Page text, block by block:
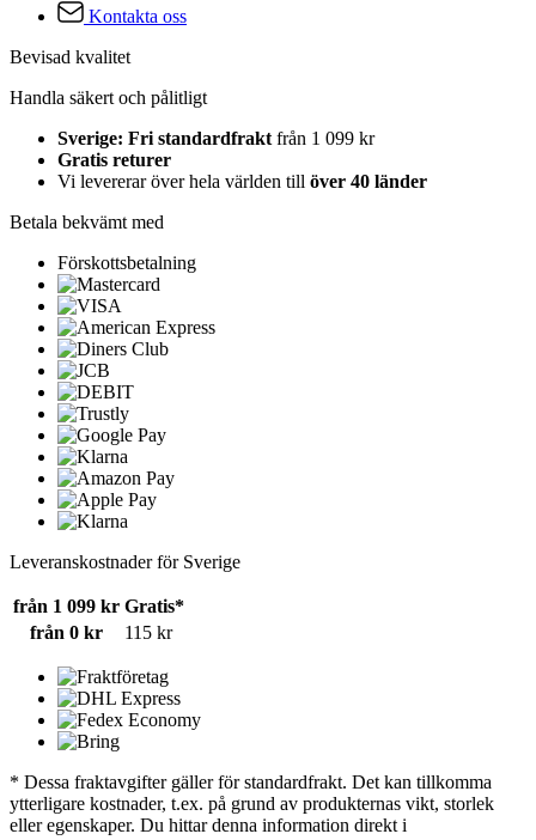
Kontakta oss
Bevisad kvalitet
Handla säkert och pålitligt
Sverige: Fri standardfraktfrån 1 099 kr
Gratis returer
Vi levererar över hela världen till över 40 länder
Betala bekvämt med
Förskottsbetalning
Leveranskostnader för Sverige
från 1 099 kr Gratis*
från 0 kr
115 kr
* Dessa fraktavgifter gäller för standardfrakt. Det kan tillkomma
ytterligare kostnader, t.ex. på grund av produkternas vikt, storlek
eller egenskaper. Du hittar denna information direkt i